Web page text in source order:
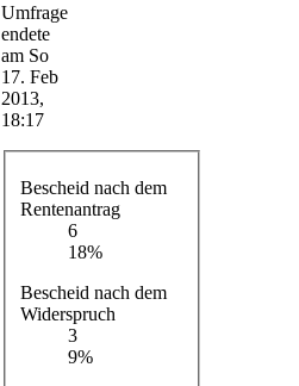
Umfrage
endete
am So
17. Feb
2013,
18:17
Bescheid nach dem
Rentenantrag
6
18%
Bescheid nach dem
Widerspruch
3
9%